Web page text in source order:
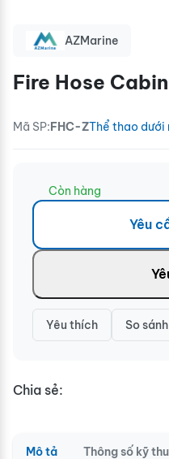
AZMarine
Fire Hose
Mã SP:FHC-ZThể thao dưới
Còn hàng
Yêu
Yêu thích So sánh
Chia sẻ:
Mô tả Thông số kỹ